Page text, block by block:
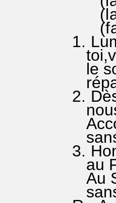
(la
(fa
1.
le
2.
nous
sans
3.
au
Au
sans